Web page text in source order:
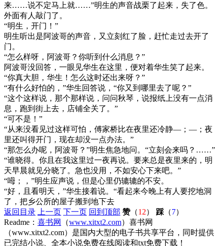
来……说不定马上就……”明生的声音战栗了起来，失了色。
外面有人敲门了。
“明生，开门！”
明生听出是阿波哥的声音，又立刻红了脸，赶忙走过去开了
门。
“怎么样呀，阿波哥？你听到什么消息？”
阿波哥没回答，一眼见华生在这里，便对着华生笑了起来。
“你真大胆，华生！怎么这时还出来呀？”
“有什么好怕的，”华生回答说，“你又到哪里去了呢？”
“这个这样说，那个那样说，问问秋琴，说报纸上没有一点消
息，跑到街上去，店铺全关了。”
“可不是！”
“从来没看见过这样可怕，傅家桥比在夜里还冷静—；—；夜
里还叫得开门，现在却没一点办法。”
“那怎么办呢，阿波哥？”明生焦急地问。“立刻会来吗？……”
“谁晓得。你且在我这里过一夜再说。要来总是夜里来的，明
天早晨就见分晓了。急也没用，不如安心下来吧。”
“呣；，”明生应声说，但是心里仍辘辘的不安。
“好，且看明天，”华生接着说。“看起来今晚上有人要挖地洞
了，把乡公所的屋子搬到地下去
返回目录
上一页 下一页 回到顶部 赞（12） 踩 （7）
Readme： 喜书网 （www.xitxt2.com）喜书网
（www.xitxt2.com）是国内大型的电子书共享平台，同时提供
已完结小说、全本小说免费在线阅读和txt免费下载！